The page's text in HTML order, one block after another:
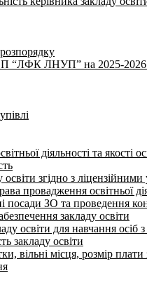
“ЛФК ЛНУП” на 2025-2026
діяльності та якості
згідно з
провадження освітньої
посади ЗО та проведення
закладу освіти
освіти для навчання осіб
закладу освіти
вільні місця, розмір